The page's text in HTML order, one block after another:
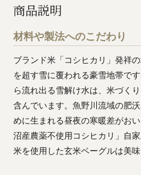
商品説明
材料や製法へのこだわり
ブランド米「コシヒカリ」発祥
を超す雪に覆われる豪雪地帯で
ら流れ出る雪解け水は、米づく
含んでいます。魚野川流域の肥
めに生まれる昼夜の寒暖差がお
沼産農薬不使用コシヒカリ」自
米を使用した玄米ベーグルは美味